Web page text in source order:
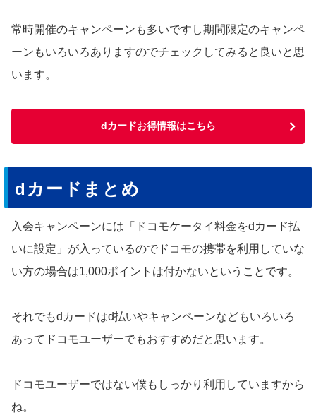
常時開催のキャンペーンも多いですし期間限定のキャンペ
ーンもいろいろありますのでチェックしてみると良いと思
います。
dカードお得情報はこちら
dカードまとめ
入会キャンペーンには「ドコモケータイ料金をdカード払
いに設定」が入っているのでドコモの携帯を利用していな
い方の場合は1,000ポイントは付かないということです。
それでもdカードはd払いやキャンペーンなどもいろいろ
あってドコモユーザーでもおすすめだと思います。
ドコモユーザーではない僕もしっかり利用していますから
ね。